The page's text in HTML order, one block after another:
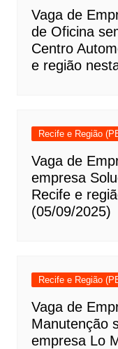
Vaga de
de Oficina
Centro
e região
Recife e Região
Vaga de
empresa
Recife e
(05/09/2025)
Recife e Região
Vaga de
Manutenção
empresa Lo